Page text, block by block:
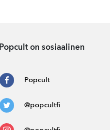
Popcult on sosiaalinen
Popcult
@popcultfi